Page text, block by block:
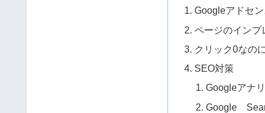
Googleアドセ
ページのインプ
クリック0なの
SEO対策
Googleアナ
Google